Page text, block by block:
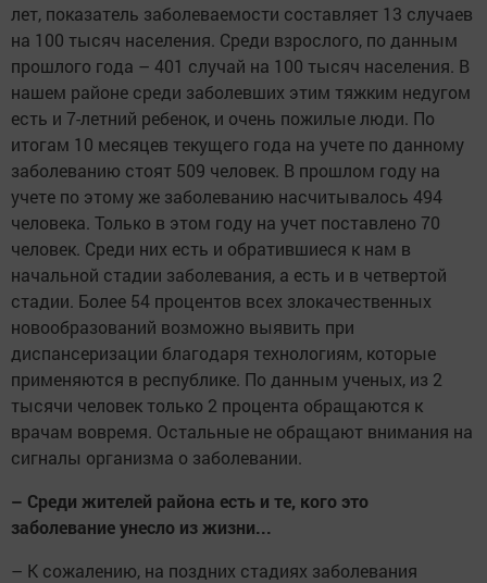
лет, показатель заболеваемости составляет 13 случаев
на 100 тысяч населения. Среди взрослого, по данным
прошлого года – 401 случай на 100 тысяч населения. В
нашем районе среди заболевших этим тяжким недугом
есть и 7-летний ребенок, и очень пожилые люди. По
итогам 10 месяцев текущего года на учете по данному
заболеванию стоят 509 человек. В прошлом году на
учете по этому же заболеванию насчитывалось 494
человека. Только в этом году на учет поставлено 70
человек. Среди них есть и обратившиеся к нам в
начальной стадии заболевания, а есть и в четвертой
стадии. Более 54 процентов всех злокачественных
новообразований возможно выявить при
диспансеризации благодаря технологиям, которые
применяются в республике. По данным ученых, из 2
тысячи человек только 2 процента обращаются к
врачам вовремя. Остальные не обращают внимания на
сигналы организма о заболевании.
– Среди жителей района есть и те, кого это
заболевание унесло из жизни...
– К сожалению, на поздних стадиях заболевания